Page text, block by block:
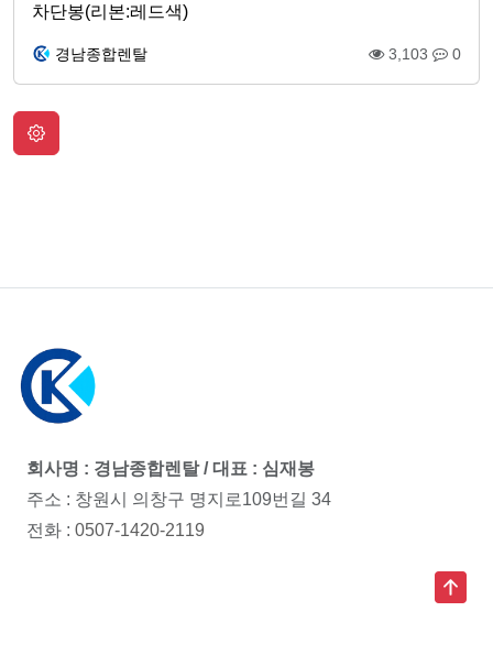
차단봉(리본:레드색)
경남종합렌탈 3,103 0
회사명 : 경남종합렌탈 / 대표 : 심재봉
주소 : 창원시 의창구 명지로109번길 34
전화 : 0507-1420-2119